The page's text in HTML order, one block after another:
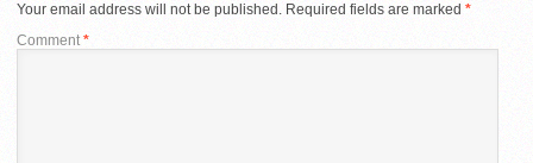
Your email address will not be published. Required fields are marked *
Comment*